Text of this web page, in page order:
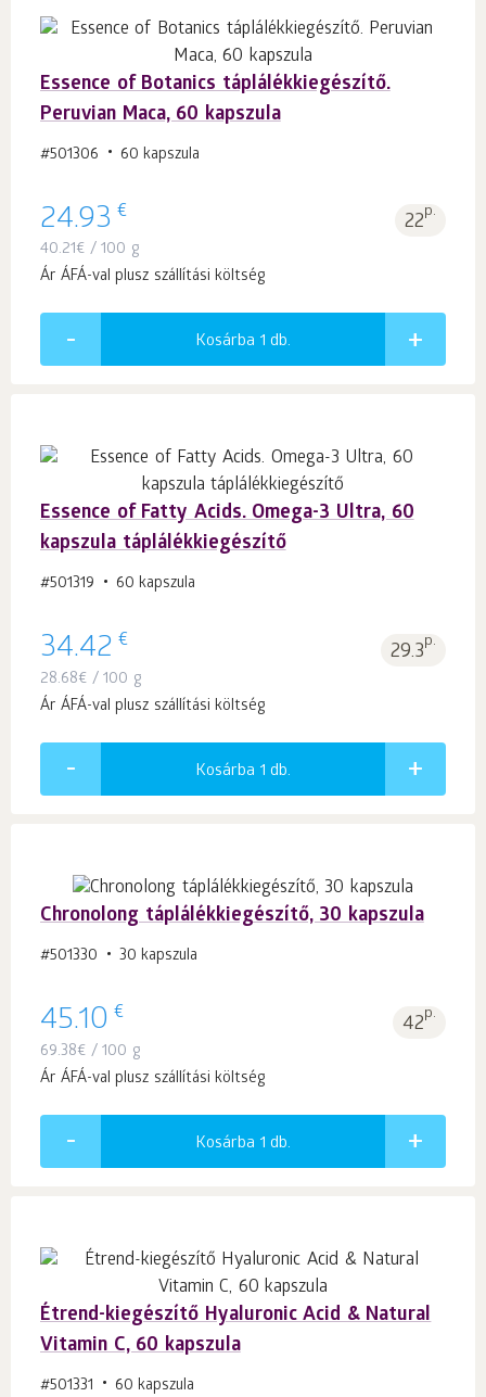
Essence of Botanics táplálékkiegészítő.
Peruvian Maca, 60 kapszula
#501306 60 kapszula
24.93 € 22p.
40.21€ / 100 g
Ár ÁFÁ-val plusz szállítási költség
Kosárba 1 db.
Essence of Fatty Acids. Оmega-3 Ultra, 60
kapszula táplálékkiegészítő
#501319 60 kapszula
34.42 € 29.3p.
28.68€ / 100 g
Ár ÁFÁ-val plusz szállítási költség
Kosárba 1 db.
Chronolong táplálékkiegészítő, 30 kapszula
#501330 30 kapszula
45.10 € 42p.
69.38€ / 100 g
Ár ÁFÁ-val plusz szállítási költség
Kosárba 1 db.
Étrend-kiegészítő Hyaluronic Acid & Natural
Vitamin C, 60 kapszula
#501331 60 kapszula